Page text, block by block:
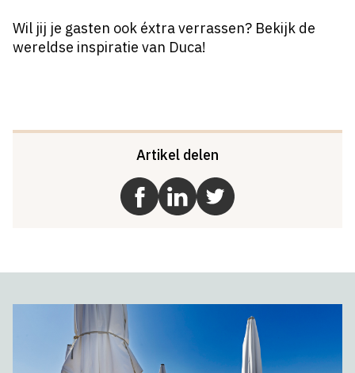
Wil jij je gasten ook éxtra verrassen? Bekijk de
wereldse inspiratie van Duca!
Artikel delen